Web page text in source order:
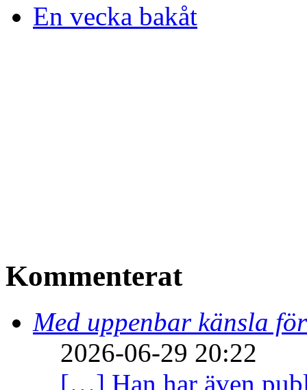
En vecka bakåt
Kommenterat
Med uppenbar känsla
2026-06-29 20:22
[…] Han har även